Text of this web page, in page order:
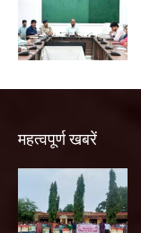
महत्वपूर्ण खबरें